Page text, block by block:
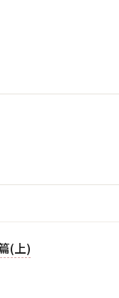
(上)